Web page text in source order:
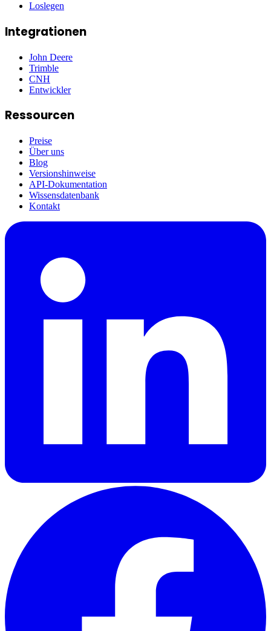
Loslegen
Integrationen
John Deere
Trimble
CNH
Entwickler
Ressourcen
Preise
Über uns
Blog
Versionshinweise
API-Dokumentation
Wissensdatenbank
Kontakt